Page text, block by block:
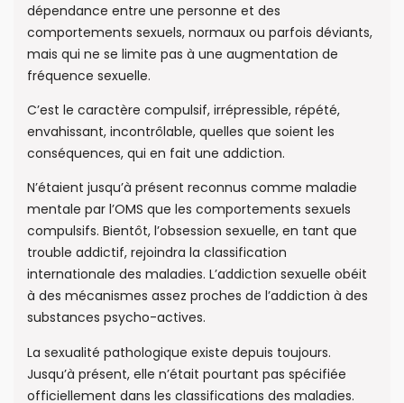
dépendance entre une personne et des
comportements sexuels, normaux ou parfois déviants,
mais qui ne se limite pas à une augmentation de
fréquence sexuelle.
C’est le caractère compulsif, irrépressible, répété,
envahissant, incontrôlable, quelles que soient les
conséquences, qui en fait une addiction.
N’étaient jusqu’à présent reconnus comme maladie
mentale par l’OMS que les comportements sexuels
compulsifs. Bientôt, l’obsession sexuelle, en tant que
trouble addictif, rejoindra la classification
internationale des maladies. L’addiction sexuelle obéit
à des mécanismes assez proches de l’addiction à des
substances psycho-actives.
La sexualité pathologique existe depuis toujours.
Jusqu’à présent, elle n’était pourtant pas spécifiée
officiellement dans les classifications des maladies.